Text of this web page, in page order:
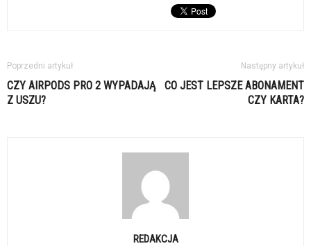
Poprzedni artykuł
CZY AIRPODS PRO 2 WYPADAJĄ
Z USZU?
Następny artykuł
CO JEST LEPSZE ABONAMENT
CZY KARTA?
REDAKCJA